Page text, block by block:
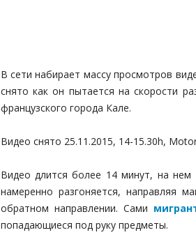
В сети набирает массу просмотров
снято как он пытается на скорости
французского города Кале.
Видео снято 25.11.2015, 14-15.30h,
Видео длится более 14 минут, на нем
намеренно разгоняется, направляя
обратном направлении. Сами
попадающиеся под руку предметы.